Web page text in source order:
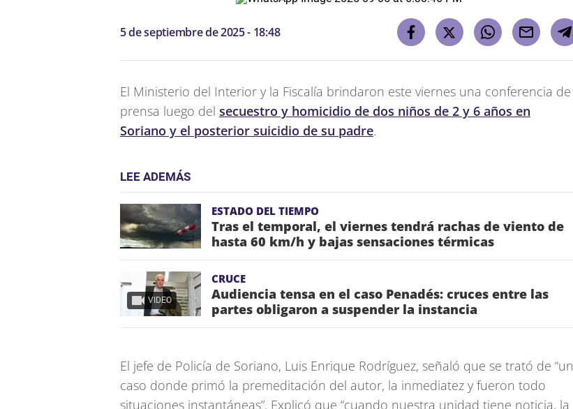
5 de septiembre de 2025 - 18:48
El Ministerio del Interior y la Fiscalía brindaron este viernes una conferencia de
prensa luego del secuestro y homicidio de dos niños de 2 y 6 años en
Soriano y el posterior suicidio de su padre.
LEE ADEMÁS
ESTADO DEL TIEMPO
Tras el temporal, el viernes tendrá rachas de viento de
hasta 60 km/h y bajas sensaciones térmicas
VIDEO
CRUCE
Audiencia tensa en el caso Penadés: cruces entre las
partes obligaron a suspender la instancia
El jefe de Policía de Soriano, Luis Enrique Rodríguez, señaló que se trató de “un
caso donde primó la premeditación del autor, la inmediatez y fueron todo
situaciones instantáneas”. Explicó que “cuando nuestra unidad tiene noticia, la